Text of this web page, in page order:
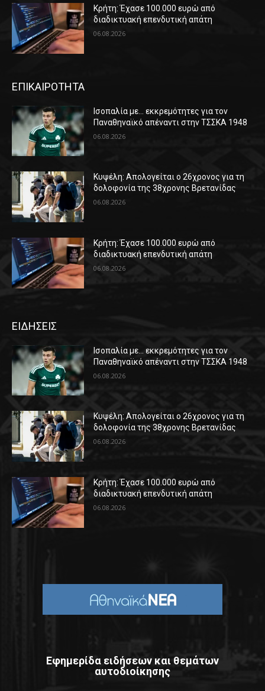
Κρήτη: Έχασε 100.000 ευρώ από
διαδικτυακή επενδυτική απάτη
06.08.2026
ΕΠΙΚΑΙΡΟΤΗΤΑ
Ισοπαλία με… εκκρεμότητες για τον
Παναθηναϊκό απέναντι στην ΤΣΣΚΑ 1948
06.08.2026
Κυψέλη: Απολογείται ο 26χρονος για τη
δολοφονία της 38χρονης Βρετανίδας
06.08.2026
Κρήτη: Έχασε 100.000 ευρώ από
διαδικτυακή επενδυτική απάτη
06.08.2026
ΕΙΔΗΣΕΙΣ
Ισοπαλία με… εκκρεμότητες για τον
Παναθηναϊκό απέναντι στην ΤΣΣΚΑ 1948
06.08.2026
Κυψέλη: Απολογείται ο 26χρονος για τη
δολοφονία της 38χρονης Βρετανίδας
06.08.2026
Κρήτη: Έχασε 100.000 ευρώ από
διαδικτυακή επενδυτική απάτη
06.08.2026
Εφημερίδα ειδήσεων και θεμάτων
αυτοδιοίκησης